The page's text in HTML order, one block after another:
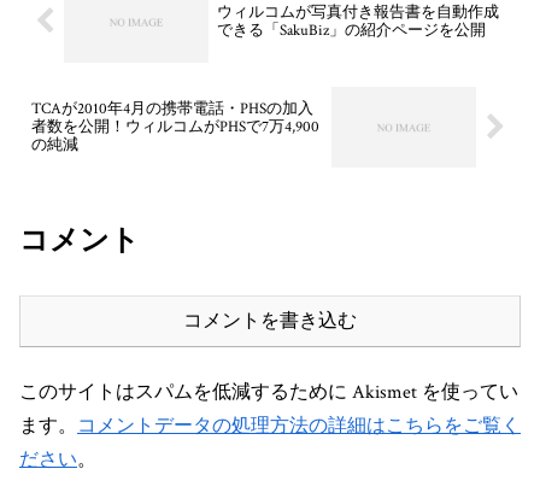
ウィルコムが写真付き報告書を自動作成
できる「SakuBiz」の紹介ページを公開
TCAが2010年4月の携帯電話・PHSの加入
者数を公開！ウィルコムがPHSで7万4,900
の純減
コメント
コメントを書き込む
このサイトはスパムを低減するために Akismet を使ってい
ます。 コメントデータの処理方法の詳細はこちらをご覧く
ださい。